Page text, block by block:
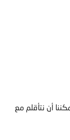
أن نتأقلم مع